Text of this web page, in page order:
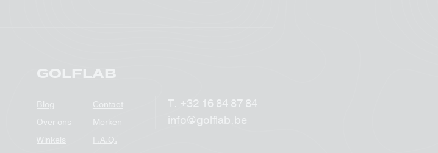
GOLFLAB
Blog
Contact
Over ons
Merken
Winkels
F.A.Q.
T. +32 16 84 87 84
info@golflab.be